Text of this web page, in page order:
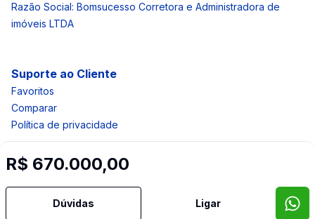
R$ 670.000,00
Dúvidas Ligar
Razão Social: Bomsucesso Corretora e Administradora de
imóveis LTDA
Suporte ao Cliente
Favoritos
Comparar
Política de privacidade
Selo de Tecnologia Loft